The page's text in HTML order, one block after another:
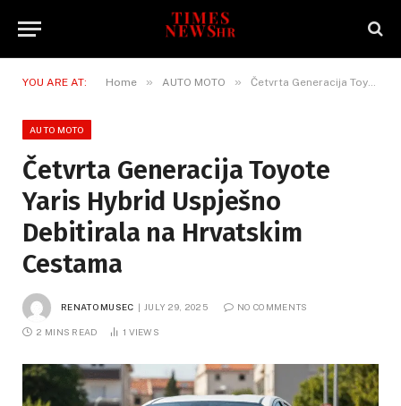
YOU ARE AT: Home » AUTO MOTO » Četvrta Generacija Toyote Yaris Hybrid Uspješno Debitirala na Hrvatskim Cestama
AUTO MOTO
Četvrta Generacija Toyote
Yaris Hybrid Uspješno
Debitirala na Hrvatskim
Cestama
RENATO MUSEC JULY 29, 2025 NO COMMENTS
2 MINS READ 1 VIEWS